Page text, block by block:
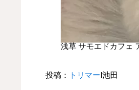
浅草 サモエドカフェ
投稿： トリマー Ι池田